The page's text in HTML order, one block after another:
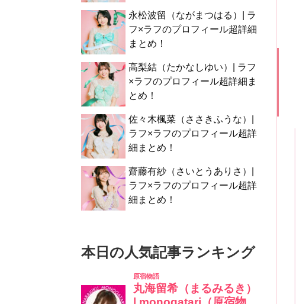
永松波留（ながまつはる）| ラ
フ×ラフのプロフィール超詳細
まとめ！
高梨結（たかなしゆい）| ラフ
×ラフのプロフィール超詳細ま
とめ！
佐々木楓菜（ささきふうな）|
ラフ×ラフのプロフィール超詳
細まとめ！
齋藤有紗（さいとうありさ）|
ラフ×ラフのプロフィール超詳
細まとめ！
本日の人気記事ランキング